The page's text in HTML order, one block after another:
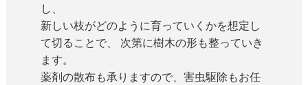
し、
新しい枝がどのように育っていくかを想定し
て切ることで、 次第に樹木の形も整っていき
ます。
薬剤の散布も承りますので、害虫駆除もお任